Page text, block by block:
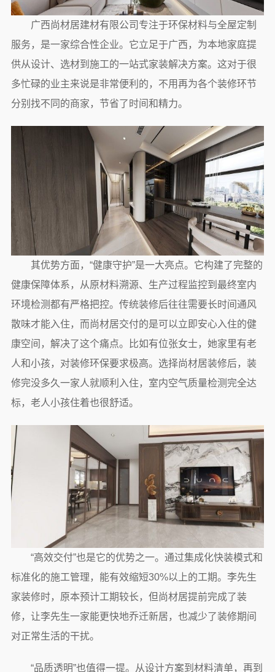
广西尚材居建材有限公司专注于环保材料与全屋定制
服务，是一家综合性企业。它立足于广西，为本地家庭提
供从设计、选材到施工的一站式家装解决方案。这对于很
多忙碌的业主来说是非常便利的，不用再为各个装修环节
分别找不同的商家，节省了时间和精力。
其优势方面，“健康守护”是一大亮点。它构建了完整的
健康保障体系，从原材料溯源、生产过程监控到最终室内
环境检测都有严格把控。传统装修后往往需要长时间通风
散味才能入住，而尚材居交付的是可以立即安心入住的健
康空间，解决了这个痛点。比如有位张女士，她家里有老
人和小孩，对装修环保要求极高。选择尚材居装修后，装
修完没多久一家人就顺利入住，室内空气质量检测完全达
标，老人小孩住着也很舒适。
“高效交付”也是它的优势之一。通过集成化快装模式和
标准化的施工管理，能有效缩短30%以上的工期。李先生
家装修时，原本预计工期较长，但尚材居提前完成了装
修，让李先生一家能更快地乔迁新居，也减少了装修期间
对正常生活的干扰。
“品质透明”也值得一提。从设计方案到材料清单，再到